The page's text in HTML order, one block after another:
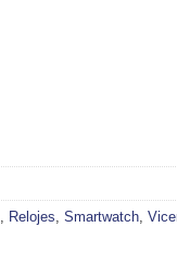
Relojes Smartwatch